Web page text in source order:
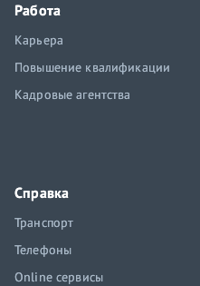
Работа
Карьера
Повышение квалификации
Кадровые агентства
Справка
Транспорт
Телефоны
Online сервисы